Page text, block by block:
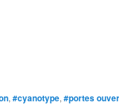
, #cyanotype, #portes